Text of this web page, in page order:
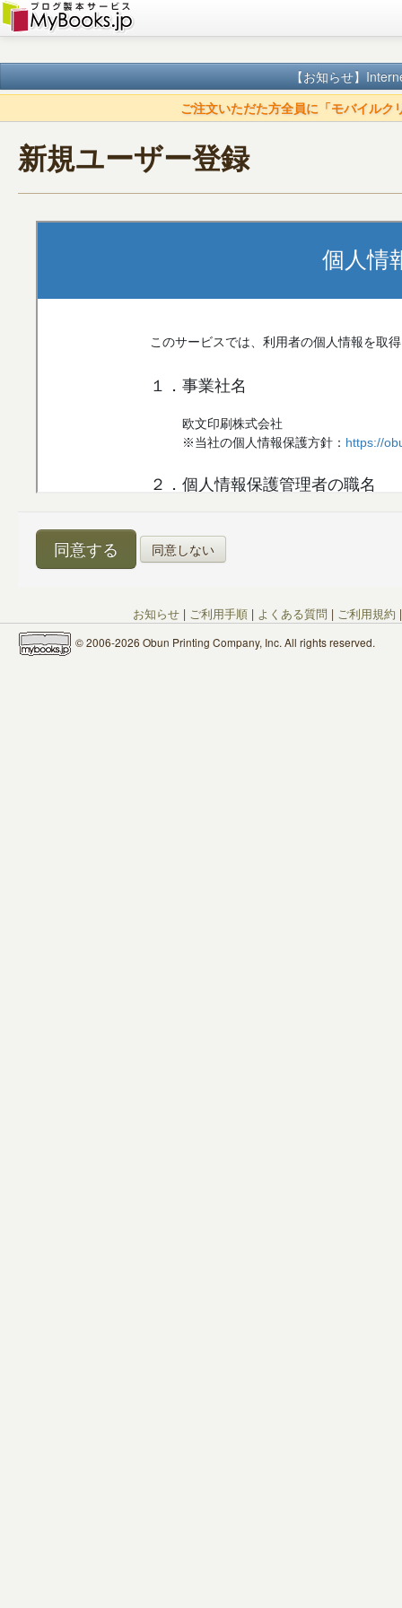
【お知らせ】
ご注文いただた方全員に「モバイル
新規ユーザー登録
同意しない
お知らせ | ご利用手順 | よくある質問 | ご利用規約
© 2006-2026 Obun Printing Company, Inc. All rights reserved.